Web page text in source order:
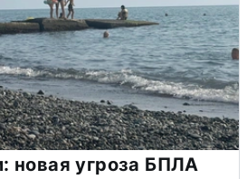
новая угроза БПЛА